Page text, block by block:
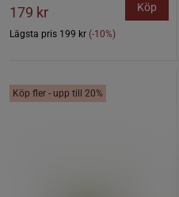
179 kr
Lägsta pris 199 kr (-10%)
Köp
Köp fler - upp till 20%